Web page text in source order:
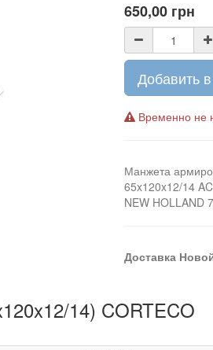
650,00 грн
Добавить
Временно не
Манжета
65x120x12/14
NEW HOLLAND
Доставка
14) CORTECO